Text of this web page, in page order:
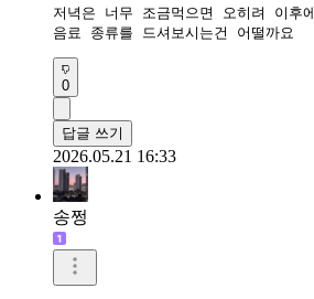
저녁은 너무 조금먹으면 오히려 이후
음료 종류를 드셔보시는건 어떨까요
0
답글 쓰기
2026.05.21 16:33
송쩡